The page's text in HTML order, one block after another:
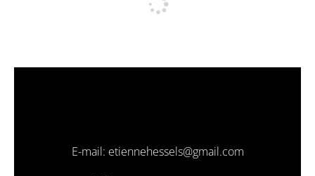
E-mail: etiennehessels@gmail.com